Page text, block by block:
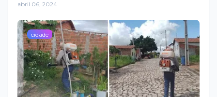
abril 06, 2024
cidade